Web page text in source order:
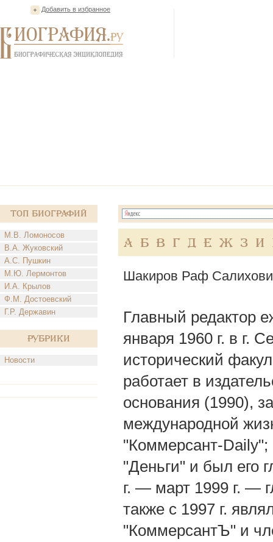
Добавить в избранное
Топ Биографий
М.В. Ломоносов
В.А. Жуковский
А.С. Пушкин
М.Ю. Лермонтов
И.А. Крылов
Ф.М. Достоевский
Г.Р. Державин
Рубрики
Новости
А Б В Г Д Е Ж З И
Шакиров Раф
Главный редактор
января 1960 г. в г.
исторический
работает в
основания (1990),
международной
"Коммерсант-Dаily";
"Деньги" и был его
г. — март 1999 г. —
также с 1997 г.
"КоммерсантЪ" и